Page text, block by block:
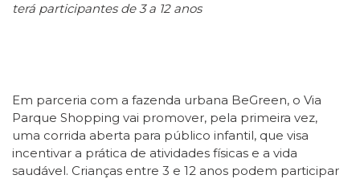
terá participantes de 3 a 12 anos
Em parceria com a fazenda urbana BeGreen, o Via
Parque Shopping vai promover, pela primeira vez,
uma corrida aberta para público infantil, que visa
incentivar a prática de atividades físicas e a vida
saudável. Crianças entre 3 e 12 anos podem participar